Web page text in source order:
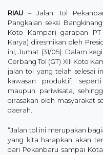
RIAU – Jalan Tol
Pangkalan seksi
Koto Kampar) garapan
Karya) diresmikan oleh
ini, Jumat (31/05). Dalam
Gerbang Tol (GT) XIII Koto
jalan tol yang telah selesai
kawasan produktif,
maupun pariwisata,
dirasakan oleh masyarakat
daerah.
“Jalan tol ini merupakan
yang kita harapkan akan
dari Pekanbaru sampai